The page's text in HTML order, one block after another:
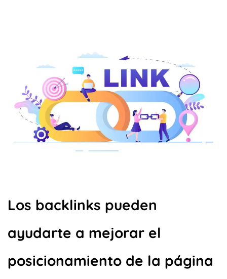
Los backlinks pueden
ayudarte a mejorar el
posicionamiento de la página